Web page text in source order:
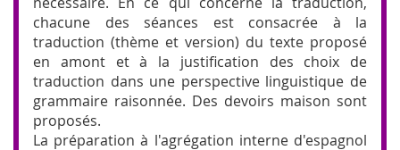
chacune des séances est consacrée à la
traduction (thème et version) du texte proposé
en amont et à la justification des choix de
traduction dans une perspective linguistique de
grammaire raisonnée. Des devoirs maison sont
proposés.
La préparation à l'agrégation interne d'espagnol